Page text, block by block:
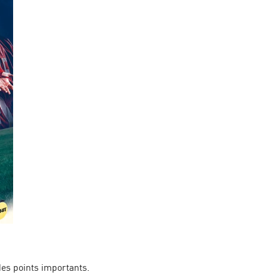
points importants.